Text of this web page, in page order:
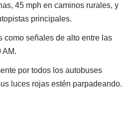
45 mph en caminos rurales, y
principales.
como señales de alto entre las
AM.
por todos los autobuses
luces rojas estén parpadeando.